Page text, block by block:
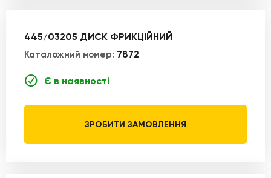
445/03205 ДИСК ФРИКЦІЙНИЙ
Каталожний номер: 7872
Є в наявності
ЗРОБИТИ ЗАМОВЛЕННЯ